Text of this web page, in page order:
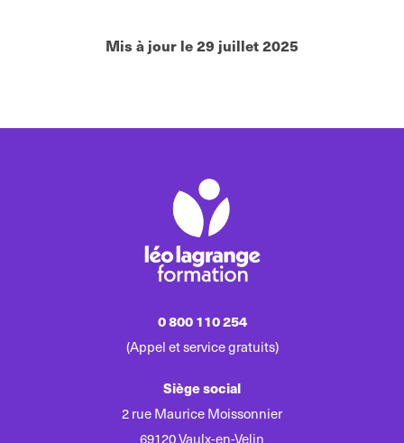
Mis à jour le 29 juillet 2025
0 800 110 254
(Appel et service gratuits)
Siège social
2 rue Maurice Moissonnier
69120 Vaulx-en-Velin